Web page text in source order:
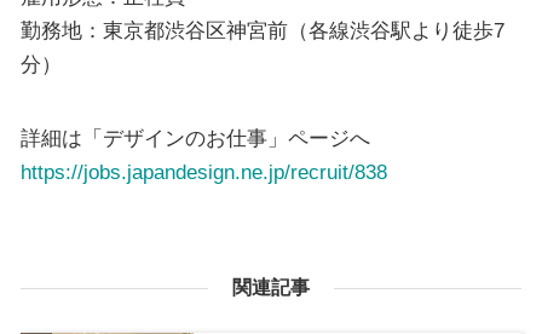
勤務地：東京都渋谷区神宮前（各線渋谷駅より徒歩7
分）
詳細は「デザインのお仕事」ページへ
https://jobs.japandesign.ne.jp/recruit/838
関連記事